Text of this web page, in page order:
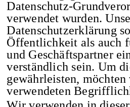
Datenschutz-
verwendet wurden.
Datenschutzerklärung
Öffentlichkeit als auch
und Geschäftspartner
verständlich sein. Um
gewährleisten,
verwendeten